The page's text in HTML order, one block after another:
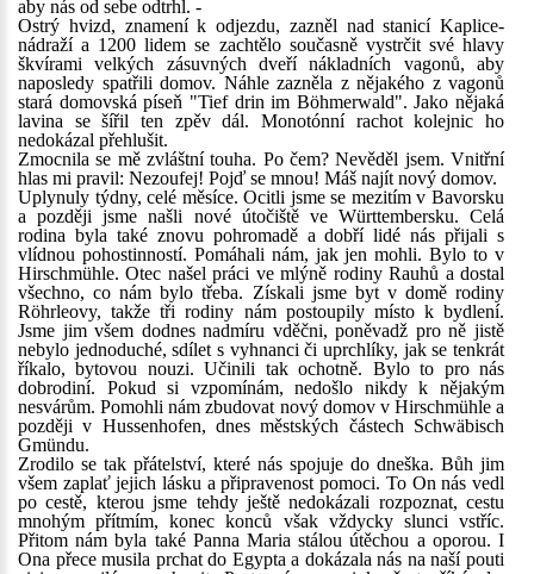
aby nás od sebe odtrhl. -
Ostrý hvizd, znamení k odjezdu, zazněl nad stanicí Kaplice-
nádraží a 1200 lidem se zachtělo současně vystrčit své hlavy
škvírami velkých zásuvných dveří nákladních vagonů, aby
naposledy spatřili domov. Náhle zazněla z nějakého z vagonů
stará domovská píseň "Tief drin im Böhmerwald". Jako nějaká
lavina se šířil ten zpěv dál. Monotónní rachot kolejnic ho
nedokázal přehlušit.
Zmocnila se mě zvláštní touha. Po čem? Nevěděl jsem. Vnitřní
hlas mi pravil: Nezoufej! Pojď se mnou! Máš najít nový domov.
Uplynuly týdny, celé měsíce. Ocitli jsme se mezitím v Bavorsku
a později jsme našli nové útočiště ve Württembersku. Celá
rodina byla také znovu pohromadě a dobří lidé nás přijali s
vlídnou pohostinností. Pomáhali nám, jak jen mohli. Bylo to v
Hirschmühle. Otec našel práci ve mlýně rodiny Rauhů a dostal
všechno, co nám bylo třeba. Získali jsme byt v domě rodiny
Röhrleovy, takže tři rodiny nám postoupily místo k bydlení.
Jsme jim všem dodnes nadmíru vděčni, poněvadž pro ně jistě
nebylo jednoduché, sdílet s vyhnanci či uprchlíky, jak se tenkrát
říkalo, bytovou nouzi. Učinili tak ochotně. Bylo to pro nás
dobrodiní. Pokud si vzpomínám, nedošlo nikdy k nějakým
nesvárům. Pomohli nám zbudovat nový domov v Hirschmühle a
později v Hussenhofen, dnes městských částech Schwäbisch
Gmündu.
Zrodilo se tak přátelství, které nás spojuje do dneška. Bůh jim
všem zaplať jejich lásku a připravenost pomoci. To On nás vedl
po cestě, kterou jsme tehdy ještě nedokázali rozpoznat, cestu
mnohým přítmím, konec konců však vždycky slunci vstříc.
Přitom nám byla také Panna Maria stálou útěchou a oporou. I
Ona přece musila prchat do Egypta a dokázala nás na naší pouti